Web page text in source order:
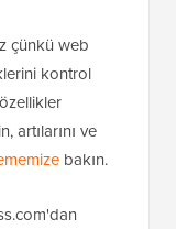
çünkü web
kontrol
artılarını ve
bakın.